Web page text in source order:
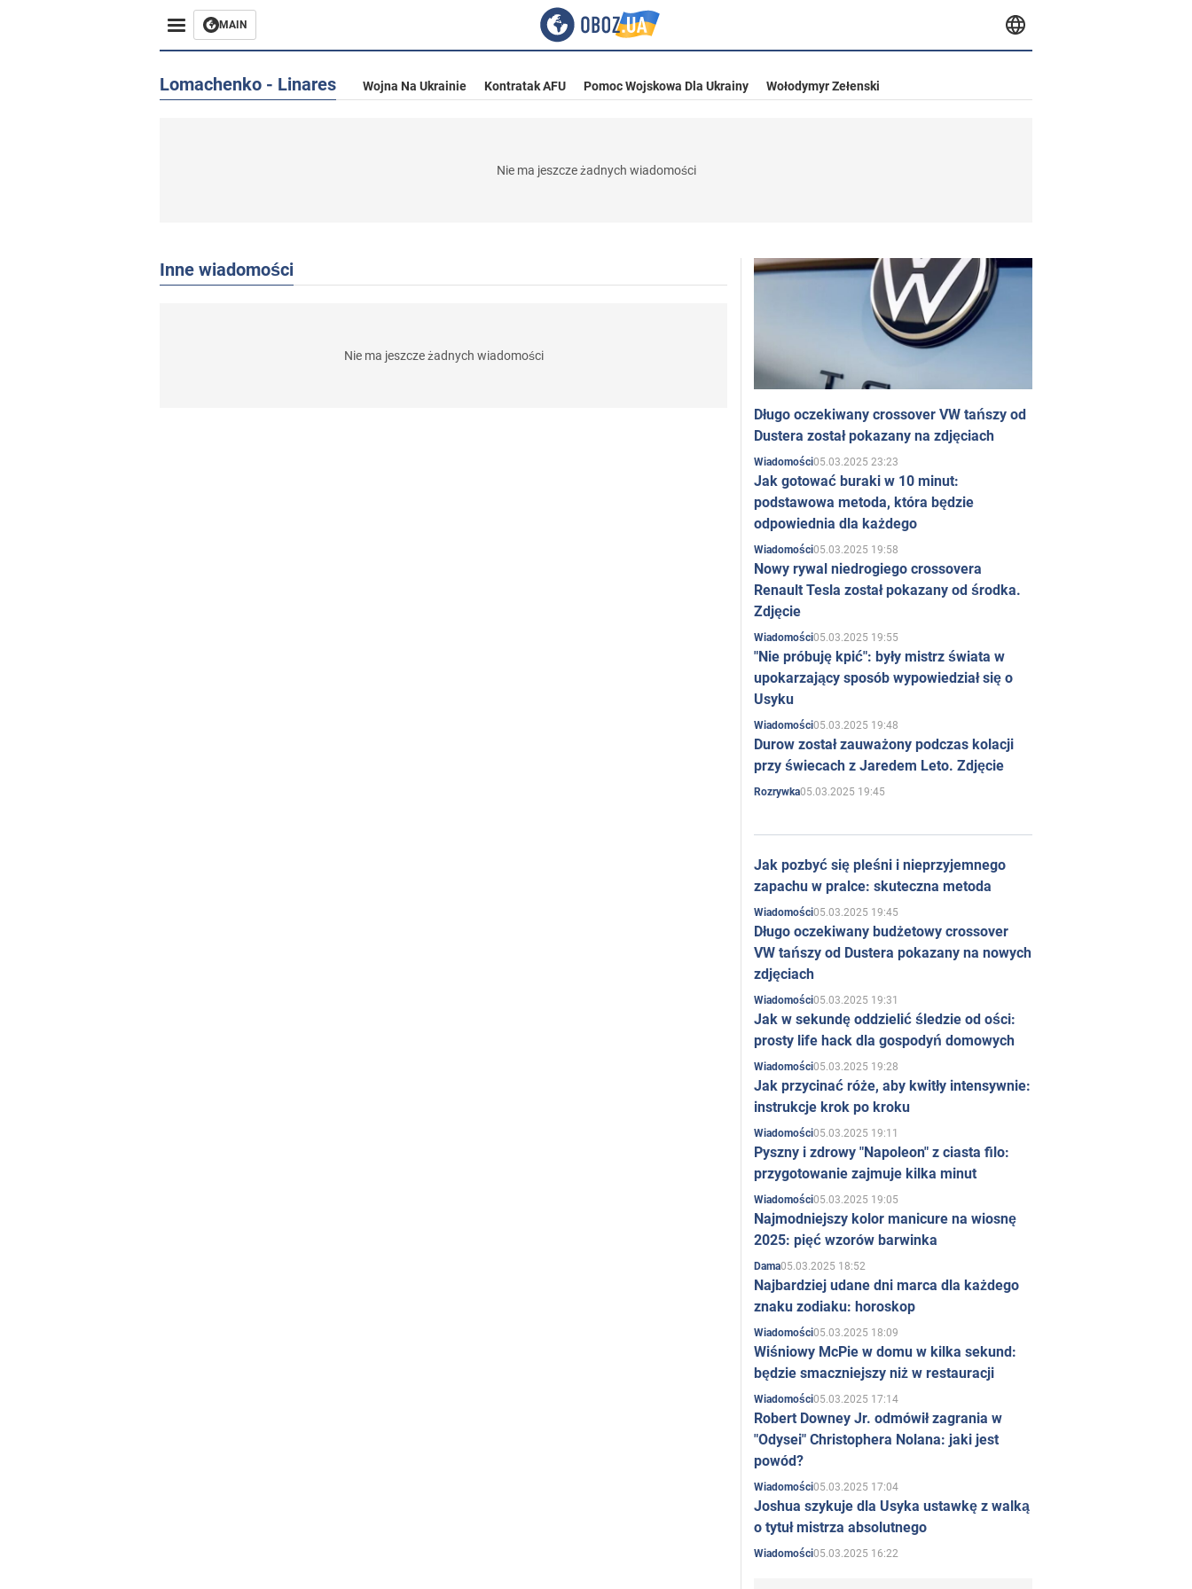
MAIN
Lomachenko - Linares Wojna Na Ukrainie Kontratak AFU Pomoc Wojskowa Dla Ukrainy Wołodymyr Zełenski
Nie ma jeszcze żadnych wiadomości
Inne wiadomości
Nie ma jeszcze żadnych wiadomości
Długo oczekiwany crossover VW tańszy od
Dustera został pokazany na zdjęciach
Wiadomości05.03.2025 23:23
Jak gotować buraki w 10 minut:
podstawowa metoda, która będzie
odpowiednia dla każdego
Wiadomości05.03.2025 19:58
Nowy rywal niedrogiego crossovera
Renault Tesla został pokazany od środka.
Zdjęcie
Wiadomości05.03.2025 19:55
"Nie próbuję kpić": były mistrz świata w
upokarzający sposób wypowiedział się o
Usyku
Wiadomości05.03.2025 19:48
Durow został zauważony podczas kolacji
przy świecach z Jaredem Leto. Zdjęcie
Rozrywka05.03.2025 19:45
Jak pozbyć się pleśni i nieprzyjemnego
zapachu w pralce: skuteczna metoda
Wiadomości05.03.2025 19:45
Długo oczekiwany budżetowy crossover
VW tańszy od Dustera pokazany na nowych
zdjęciach
Wiadomości05.03.2025 19:31
Jak w sekundę oddzielić śledzie od ości:
prosty life hack dla gospodyń domowych
Wiadomości05.03.2025 19:28
Jak przycinać róże, aby kwitły intensywnie:
instrukcje krok po kroku
Wiadomości05.03.2025 19:11
Pyszny i zdrowy "Napoleon" z ciasta filo:
przygotowanie zajmuje kilka minut
Wiadomości05.03.2025 19:05
Najmodniejszy kolor manicure na wiosnę
2025: pięć wzorów barwinka
Dama05.03.2025 18:52
Najbardziej udane dni marca dla każdego
znaku zodiaku: horoskop
Wiadomości05.03.2025 18:09
Wiśniowy McPie w domu w kilka sekund:
będzie smaczniejszy niż w restauracji
Wiadomości05.03.2025 17:14
Robert Downey Jr. odmówił zagrania w
"Odysei" Christophera Nolana: jaki jest
powód?
Wiadomości05.03.2025 17:04
Joshua szykuje dla Usyka ustawkę z walką
o tytuł mistrza absolutnego
Wiadomości05.03.2025 16:22